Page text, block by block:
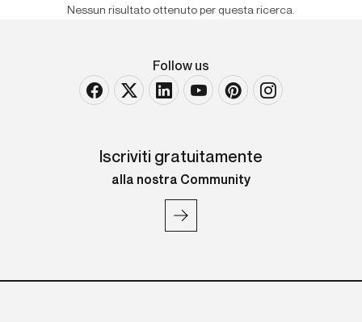
Nessun risultato ottenuto per questa ricerca.
Follow us
Iscriviti gratuitamente
alla nostra Community